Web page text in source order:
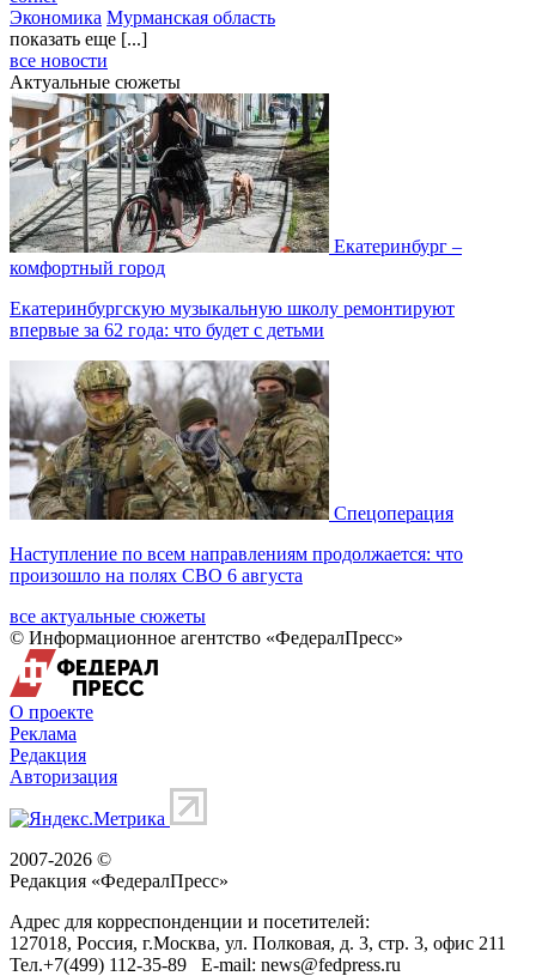
Экономика Мурманская область
показать еще [...]
все новости
Актуальные сюжеты
Екатеринбург –
комфортный город
Екатеринбургскую музыкальную школу ремонтируют
впервые за 62 года: что будет с детьми
Спецоперация
Наступление по всем направлениям продолжается: что
произошло на полях СВО 6 августа
все актуальные сюжеты
© Информационное агентство «ФедералПресс»
О проекте
Реклама
Редакция
Авторизация
2007-2026 ©
Редакция «ФедералПресс»
Адрес для корреспонденции и посетителей:
127018, Россия, г.Москва, ул. Полковая, д. 3, стр. 3, офис 211
Тел.+7(499) 112-35-89 E-mail: news@fedpress.ru